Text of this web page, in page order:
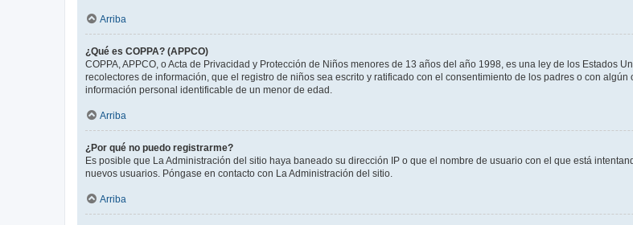
Arriba
¿Qué es COPPA? (APPCO)
COPPA, APPCO, o Acta de Privacidad y Protección de Niños menores de 13 años del año 1998, es una ley de los Estados
recolectores de información, que el registro de niños sea escrito y ratificado con el consentimiento de los padres o con
información personal identificable de un menor de edad.
Arriba
¿Por qué no puedo registrarme?
Es posible que La Administración del sitio haya baneado su dirección IP o que el nombre de usuario con el que está
nuevos usuarios. Póngase en contacto con La Administración del sitio.
Arriba